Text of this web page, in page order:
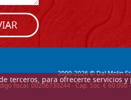
terceros, para ofrecerte
2000-2026© Dal Molin
fiscal: 00206730244 - Cap. Soc. €